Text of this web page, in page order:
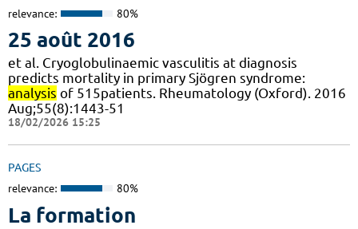
relevance: 80%
25 août 2016
et al. Cryoglobulinaemic vasculitis at diagnosis
predicts mortality in primary Sjögren syndrome:
analysis of 515patients. Rheumatology (Oxford). 2016
Aug;55(8):1443-51
18/02/2026 15:25
PAGES
relevance: 80%
La formation